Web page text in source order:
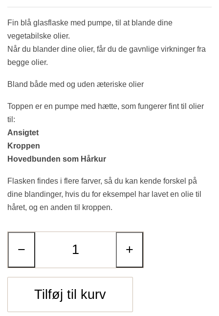
Fin blå glasflaske med pumpe, til at blande dine
vegetabilske olier.
Når du blander dine olier, får du de gavnlige virkninger fra
begge olier.
Bland både med og uden æteriske olier
Toppen er en pumpe med hætte, som fungerer fint til olier
til:
Ansigtet
Kroppen
Hovedbunden som Hårkur
Flasken findes i flere farver, så du kan kende forskel på
dine blandinger, hvis du for eksempel har lavet en olie til
håret, og en anden til kroppen.
− +
Tilføj til kurv